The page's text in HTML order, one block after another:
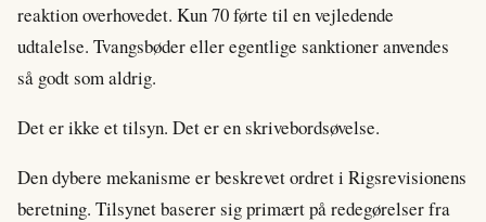
reaktion overhovedet. Kun 70 førte til en vejledende
udtalelse. Tvangsbøder eller egentlige sanktioner anvendes
så godt som aldrig.
Det er ikke et tilsyn. Det er en skrivebordsøvelse.
Den dybere mekanisme er beskrevet ordret i Rigsrevisionens
beretning. Tilsynet baserer sig primært på redegørelser fra